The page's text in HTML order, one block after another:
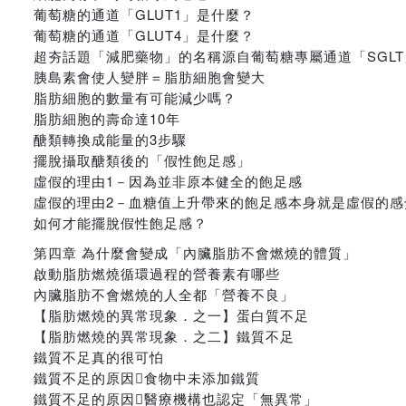
葡萄糖的通道「GLUT1」是什麼？
葡萄糖的通道「GLUT4」是什麼？
超夯話題「減肥藥物」的名稱源自葡萄糖專屬通道「SGLT
胰島素會使人變胖＝脂肪細胞會變大
脂肪細胞的數量有可能減少嗎？
脂肪細胞的壽命達10年
醣類轉換成能量的3步驟
擺脫攝取醣類後的「假性飽足感」
虛假的理由1－因為並非原本健全的飽足感
虛假的理由2－血糖值上升帶來的飽足感本身就是虛假的
如何才能擺脫假性飽足感？
第四章 為什麼會變成「內臟脂肪不會燃燒的體質」
啟動脂肪燃燒循環過程的營養素有哪些
內臟脂肪不會燃燒的人全都「營養不良」
【脂肪燃燒的異常現象．之一】蛋白質不足
【脂肪燃燒的異常現象．之二】鐵質不足
鐵質不足真的很可怕
鐵質不足的原因食物中未添加鐵質
鐵質不足的原因醫療機構也認定「無異常」